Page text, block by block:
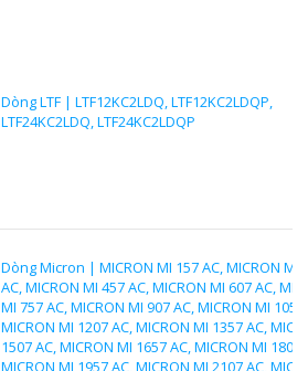
Dòng LTF | LTF12KC2LDQ, LTF12KC2LDQP,
LTF24KC2LDQ, LTF24KC2LDQP
Dòng Micron | MICRON MI 157 AC, MICRON MI
AC, MICRON MI 457 AC, MICRON MI 607 AC,
MI 757 AC, MICRON MI 907 AC, MICRON MI 1057
MICRON MI 1207 AC, MICRON MI 1357 AC,
1507 AC, MICRON MI 1657 AC, MICRON MI 1807
MICRON MI 1957 AC, MICRON MI 2107 AC,